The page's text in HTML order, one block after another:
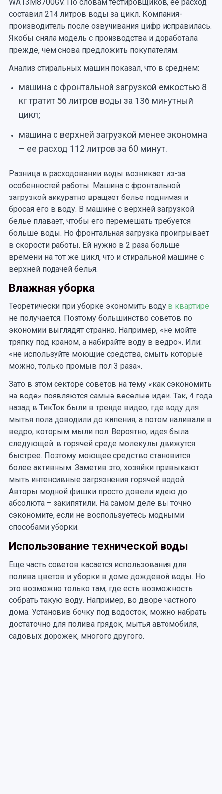
WA13M8700GV. По словам тестировщиков, ее расход
составил 214 литров воды за цикл. Компания-
производитель после озвучивания цифр исправилась.
Якобы сняла модель с производства и доработала
прежде, чем снова предложить покупателям.
Анализ стиральных машин показал, что в среднем:
машина с фронтальной загрузкой емкостью 8
кг тратит 56 литров воды за 136 минутный
цикл;
машина с верхней загрузкой менее экономна
– ее расход 112 литров за 60 минут.
Разница в расходовании воды возникает из-за
особенностей работы. Машина с фронтальной
загрузкой аккуратно вращает белье поднимая и
бросая его в воду. В машине с верхней загрузкой
белье плавает, чтобы его перемешать требуется
больше воды. Но фронтальная загрузка проигрывает
в скорости работы. Ей нужно в 2 раза больше
времени на тот же цикл, что и стиральной машине с
верхней подачей белья.
Влажная уборка
Теоретически при уборке экономить воду в квартире
не получается. Поэтому большинство советов по
экономии выглядят странно. Например, «не мойте
тряпку под краном, а набирайте воду в ведро». Или:
«не используйте моющие средства, смыть которые
можно, только промыв пол 3 раза».
Зато в этом секторе советов на тему «как сэкономить
на воде» появляются самые веселые идеи. Так, 4 года
назад в ТикТок были в тренде видео, где воду для
мытья пола доводили до кипения, а потом наливали в
ведро, которым мыли пол. Вероятно, идея была
следующей: в горячей среде молекулы движутся
быстрее. Поэтому моющее средство становится
более активным. Заметив это, хозяйки привыкают
мыть интенсивные загрязнения горячей водой.
Авторы модной фишки просто довели идею до
абсолюта – закипятили. На самом деле вы точно
сэкономите, если не воспользуетесь модными
способами уборки.
Использование технической воды
Еще часть советов касается использования для
полива цветов и уборки в доме дождевой воды. Но
это возможно только там, где есть возможность
собрать такую воду. Например, во дворе частного
дома. Установив бочку под водосток, можно набрать
достаточно для полива грядок, мытья автомобиля,
садовых дорожек, многого другого.